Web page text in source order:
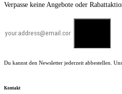
Verpasse keine Angebote oder
Du kannst den Newsletter jederzeit abbestellen.
Kontakt